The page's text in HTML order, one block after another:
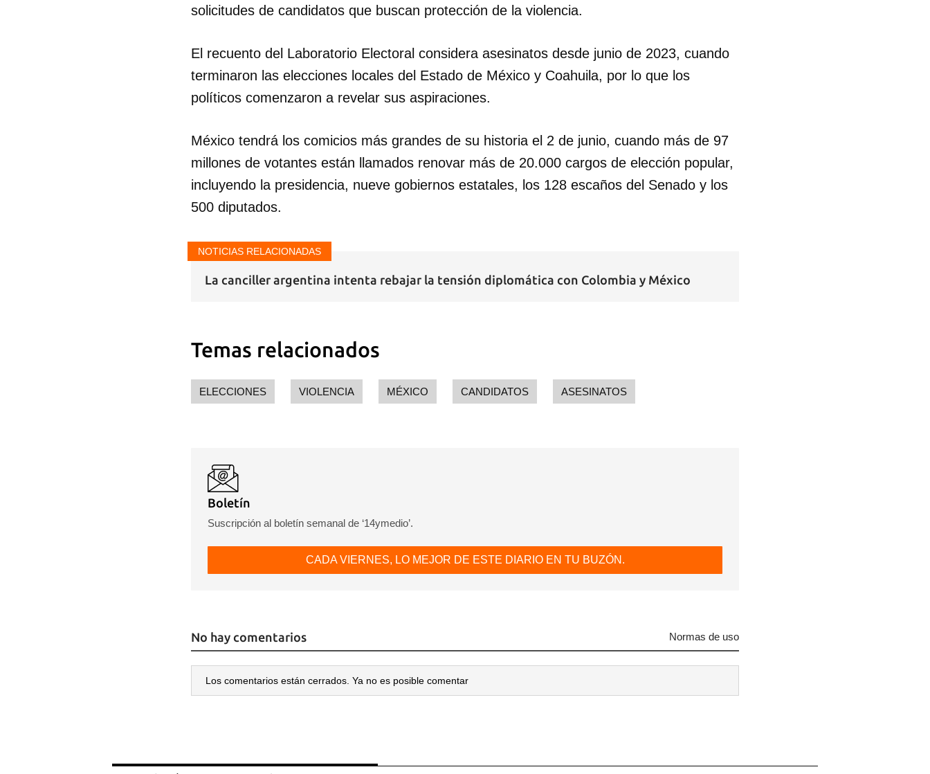
solicitudes de candidatos que buscan protección de la violencia.
El recuento del Laboratorio Electoral considera asesinatos desde junio de 2023, cuando
terminaron las elecciones locales del Estado de México y Coahuila, por lo que los
políticos comenzaron a revelar sus aspiraciones.
México tendrá los comicios más grandes de su historia el 2 de junio, cuando más de 97
millones de votantes están llamados renovar más de 20.000 cargos de elección popular,
incluyendo la presidencia, nueve gobiernos estatales, los 128 escaños del Senado y los
500 diputados.
NOTICIAS RELACIONADAS
La canciller argentina intenta rebajar la tensión diplomática con Colombia y México
Temas relacionados
ELECCIONES VIOLENCIA MÉXICO CANDIDATOS ASESINATOS
Boletín
Suscripción al boletín semanal de ‘14ymedio’.
CADA VIERNES, LO MEJOR DE ESTE DIARIO EN TU BUZÓN.
No hay comentarios Normas de uso
Los comentarios están cerrados. Ya no es posible comentar